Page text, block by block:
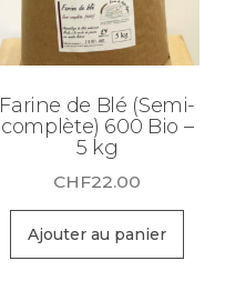
Farine de Blé (Semi-
complète) 600 Bio –
5 kg
CHF22.00
Ajouter au panier